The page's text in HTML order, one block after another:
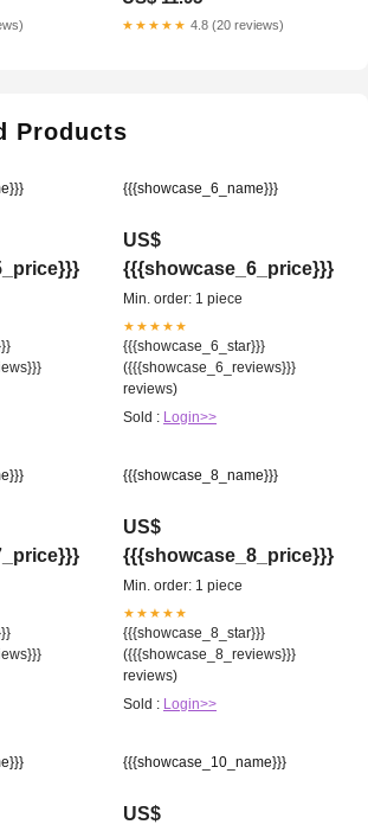
★★★★★ 4.8 (20 reviews)
Products
{{{showcase_6_name}}}
US$
{{{showcase_6_price}}}
Min. order: 1 piece
★★★★★
{{{showcase_6_star}}}
({{{showcase_6_reviews}}}
reviews)
Sold : Login>>
{{{showcase_8_name}}}
US$
{{{showcase_8_price}}}
Min. order: 1 piece
★★★★★
{{{showcase_8_star}}}
({{{showcase_8_reviews}}}
reviews)
Sold : Login>>
{{{showcase_10_name}}}
US$